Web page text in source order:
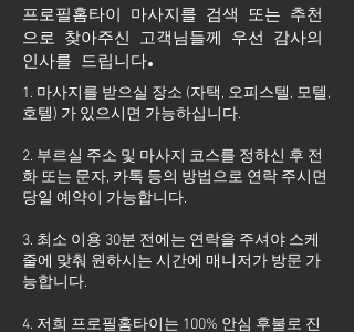
프로필홈타이 마사지를 검색 또는 추천
으로 찾아주신 고객님들께 우선 감사의
인사를 드립니다.
1. 마사지를 받으실 장소 (자택, 오피스텔, 모텔,
호텔) 가 있으시면 가능하십니다.
2. 부르실 주소 및 마사지 코스를 정하신 후 전
화 또는 문자, 카톡 등의 방법으로 연락 주시면
당일 예약이 가능합니다.
3. 최소 이용 30분 전에는 연락을 주셔야 스케
줄에 맞춰 원하시는 시간에 매니저가 방문 가
능합니다.
4. 저희 프로필홈타이는 100% 안심 후불로 진